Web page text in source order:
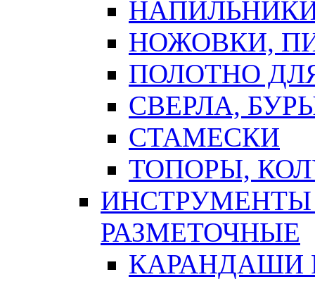
НОЖОВКИ,
ПОЛОТНО
СВЕРЛА,
СТАМЕСКИ
ТОПОРЫ,
ИНСТРУМЕНТЫ
РАЗМЕТОЧНЫЕ
КАРАНДАШИ